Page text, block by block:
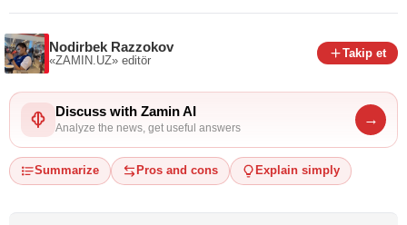
Nodirbek Razzokov
«ZAMIN.UZ» editör
Takip et
Discuss with Zamin AI
Analyze the news, get useful answers
→
Summarize Pros and cons Explain simply